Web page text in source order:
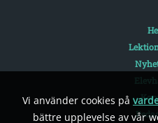
Vi använder cookies på
bättre upplevelse av vår